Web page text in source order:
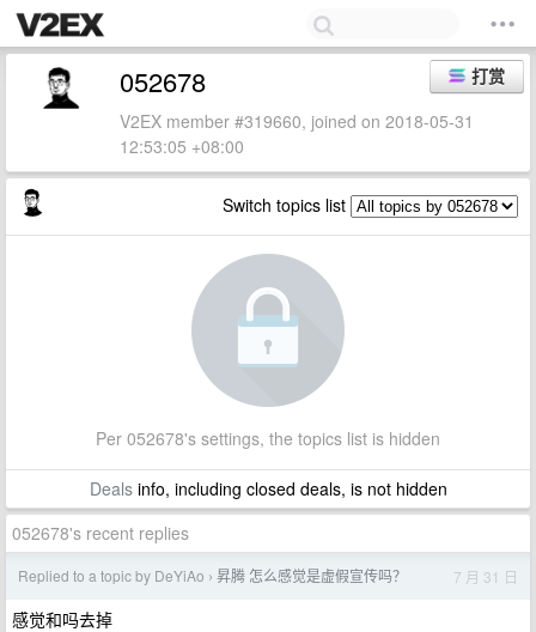
打赏
052678
V2EX member #319660, joined on 2018-05-31
12:53:05 +08:00
Switch topics list
Per 052678's settings, the topics list is hidden
Dealsinfo, including closed deals, is not hidden
052678's recent replies
Replied to a topic by DeYiAo › 昇腾 怎么感觉是虚假宣传吗？ 7 月 31 日
感觉和吗去掉